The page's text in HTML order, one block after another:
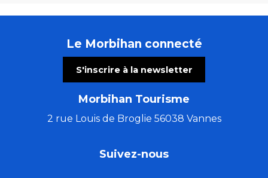
Le Morbihan connecté
S'inscrire à la newsletter
Morbihan Tourisme
2 rue Louis de Broglie 56038 Vannes
Suivez-nous